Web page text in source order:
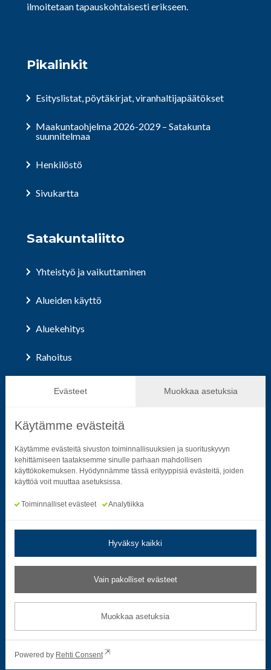
Evästeet Muokkaa asetuksia
Käytämme evästeitä
Käytämme evästeitä sivuston toiminnallisuuksien ja suorituskyvyn
kehittämiseen taataksemme sinulle parhaan mahdollisen
käyttökokemuksen. Hyödynnämme tässä erityyppisiä evästeitä, joiden
käyttöä voit muuttaa asetuksissa.
Toiminnalliset evästeet Analytiikka
Hyväksy kaikki
Vain pakolliset evästeet
Muokkaa asetuksia
Powered by Rehti Consent
ilmoitetaan tapauskohtaisesti erikseen.
Pikalinkit
Esityslistat, pöytäkirjat, viranhaltijapäätökset
Maakuntaohjelma 2026-2029 – Satakunta
suunnitelmaa
Henkilöstö
Sivukartta
Satakuntaliitto
Yhteistyö ja vaikuttaminen
Alueiden käyttö
Aluekehitys
Rahoitus
Hallinto ja päätöksenteko
Seuraa sosiaalisessa mediassa
Neliön mallinen ikoni, joka kuvastaa f-kirjainta.
Neliön mallinen ikoni, joka kuvastaa f-kirjainta.
Neliön mallinen ikoni, joka kuvastaa
Neliön mallinen ikoni, jonka
Neliön mallinen ikoni,
Neliön mallinen
Tietosuoja- ja rekisteriselosteet|
Saavutettavuusseloste